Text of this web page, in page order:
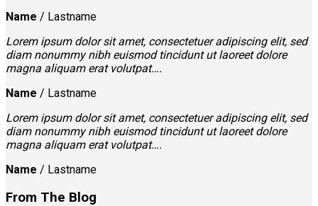
Name / Lastname
Lorem ipsum dolor sit amet, consectetuer adipiscing elit, sed
diam nonummy nibh euismod tincidunt ut laoreet dolore
magna aliquam erat volutpat….
Name / Lastname
Lorem ipsum dolor sit amet, consectetuer adipiscing elit, sed
diam nonummy nibh euismod tincidunt ut laoreet dolore
magna aliquam erat volutpat….
Name / Lastname
From The Blog